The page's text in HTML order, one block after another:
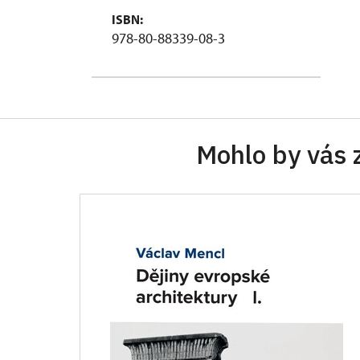
ISBN:
978-80-88339-08-3
Mohlo by vás